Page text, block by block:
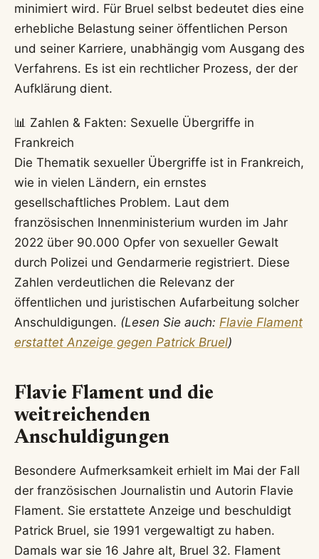
minimiert wird. Für Bruel selbst bedeutet dies eine
erhebliche Belastung seiner öffentlichen Person
und seiner Karriere, unabhängig vom Ausgang des
Verfahrens. Es ist ein rechtlicher Prozess, der der
Aufklärung dient.
📊 Zahlen & Fakten: Sexuelle Übergriffe in
Frankreich
Die Thematik sexueller Übergriffe ist in Frankreich,
wie in vielen Ländern, ein ernstes
gesellschaftliches Problem. Laut dem
französischen Innenministerium wurden im Jahr
2022 über 90.000 Opfer von sexueller Gewalt
durch Polizei und Gendarmerie registriert. Diese
Zahlen verdeutlichen die Relevanz der
öffentlichen und juristischen Aufarbeitung solcher
Anschuldigungen. (Lesen Sie auch: Flavie Flament
erstattet Anzeige gegen Patrick Bruel)
Flavie Flament und die
weitreichenden
Anschuldigungen
Besondere Aufmerksamkeit erhielt im Mai der Fall
der französischen Journalistin und Autorin Flavie
Flament. Sie erstattete Anzeige und beschuldigt
Patrick Bruel, sie 1991 vergewaltigt zu haben.
Damals war sie 16 Jahre alt, Bruel 32. Flament